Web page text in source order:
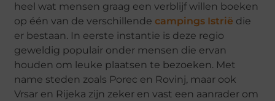
heel wat mensen graag een verblijf willen boeken
op één van de verschillendecampings Istrië die
er bestaan. In eerste instantie is deze regio
geweldig populair onder mensen die ervan
houden om leuke plaatsen te bezoeken. Met
name steden zoals Porec en Rovinj, maar ook
Vrsar en Rijeka zijn zeker en vast een aanrader om